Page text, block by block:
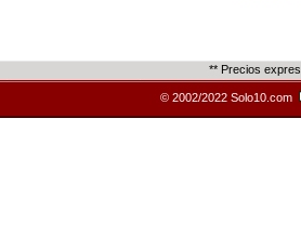
** Precios
© 2002/2022 Solo10.com